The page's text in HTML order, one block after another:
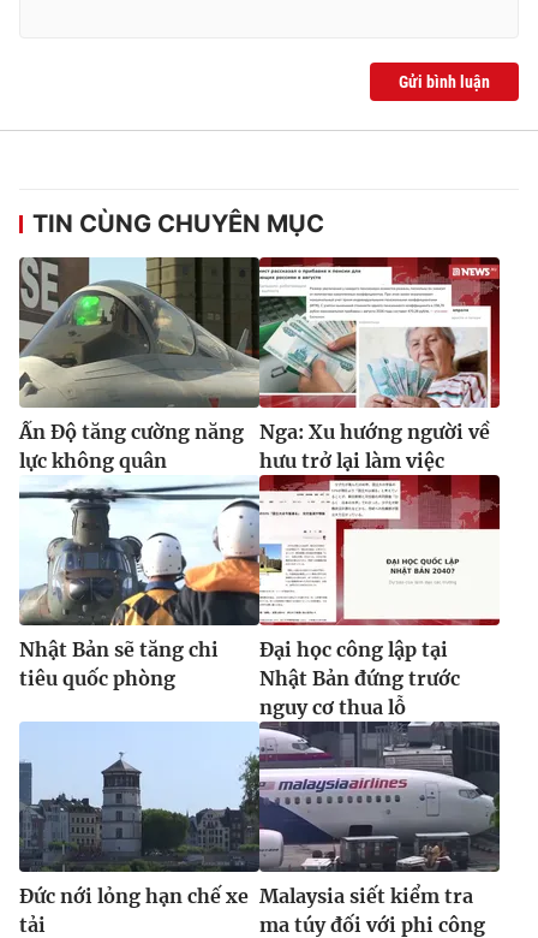
Gửi bình luận
TIN CÙNG CHUYÊN MỤC
Ấn Độ tăng cường năng
lực không quân
Nga: Xu hướng người về
hưu trở lại làm việc
Nhật Bản sẽ tăng chi
tiêu quốc phòng
Đại học công lập tại
Nhật Bản đứng trước
nguy cơ thua lỗ
Đức nới lỏng hạn chế xe
tải
Malaysia siết kiểm tra
ma túy đối với phi công